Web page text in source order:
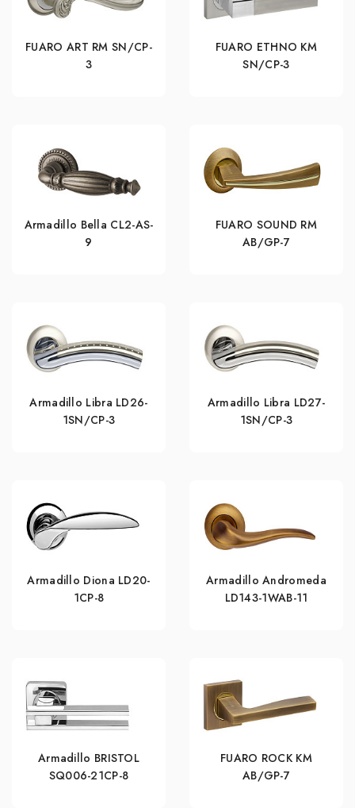
FUARO ART RM SN/CP-
3
FUARO ETHNO KM
SN/CP-3
Armadillo Bella CL2-AS-
9
FUARO SOUND RM
AB/GP-7
Armadillo Libra LD26-
1SN/CP-3
Armadillo Libra LD27-
1SN/CP-3
Armadillo Diona LD20-
1CP-8
Armadillo Andromeda
LD143-1WAB-11
Armadillo BRISTOL
SQ006-21CP-8
FUARO ROCK KM
AB/GP-7